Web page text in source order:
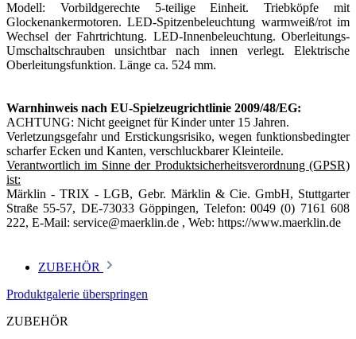
Modell: Vorbildgerechte 5-teilige Einheit. Triebköpfe mit
Glockenankermotoren. LED-Spitzenbeleuchtung warmweiß/rot im
Wechsel der Fahrtrichtung. LED-Innenbeleuchtung. Oberleitungs-
Umschaltschrauben unsichtbar nach innen verlegt. Elektrische
Oberleitungsfunktion. Länge ca. 524 mm.
Warnhinweis nach EU-Spielzeugrichtlinie 2009/48/EG:
ACHTUNG: Nicht geeignet für Kinder unter 15 Jahren.
Verletzungsgefahr und Erstickungsrisiko, wegen funktionsbedingter
scharfer Ecken und Kanten, verschluckbarer Kleinteile.
Verantwortlich im Sinne der Produktsicherheitsverordnung (GPSR)
ist:
Märklin - TRIX - LGB, Gebr. Märklin & Cie. GmbH, Stuttgarter
Straße 55-57, DE-73033 Göppingen, Telefon: 0049 (0) 7161 608
222, E-Mail: service@maerklin.de , Web: https://www.maerklin.de
ZUBEHÖR
Produktgalerie überspringen
ZUBEHÖR